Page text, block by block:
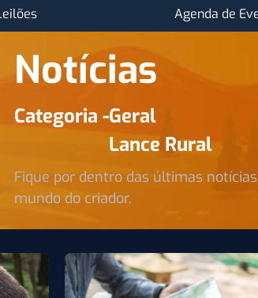
Agenda de
Notícias
Categoria -Geral
Lance Rural
Fique por dentro das últimas
mundo do criador.